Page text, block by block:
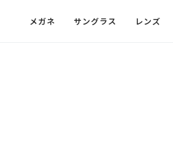
メガネ サングラス レンズ